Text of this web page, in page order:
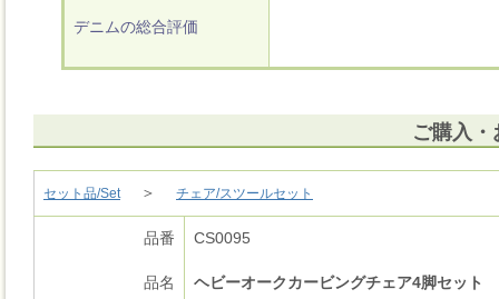
デニムの総合評価
ご購入
セット品/Set＞ チェア/スツールセット
品番 CS0095
品名 ヘビーオークカービングチェア4脚セット